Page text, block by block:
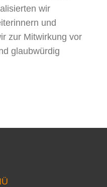
wir
und
zur Mitwirkung vor
glaubwürdig